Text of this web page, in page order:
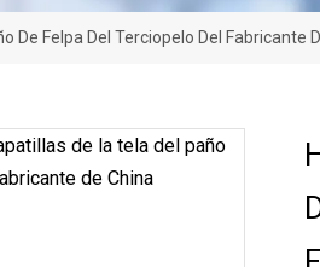
De Felpa Del Terciopelo Del Fabricante